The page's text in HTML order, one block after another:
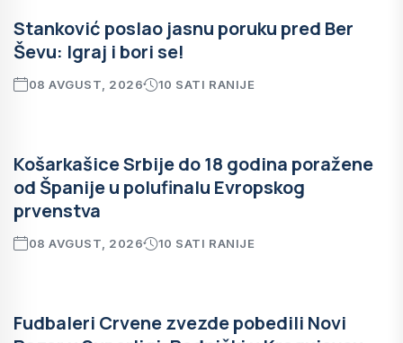
Stanković poslao jasnu poruku pred Ber
Ševu: Igraj i bori se!
08 AVGUST, 2026 10 SATI RANIJE
Košarkašice Srbije do 18 godina poražene
od Španije u polufinalu Evropskog
prvenstva
08 AVGUST, 2026 10 SATI RANIJE
Fudbaleri Crvene zvezde pobedili Novi